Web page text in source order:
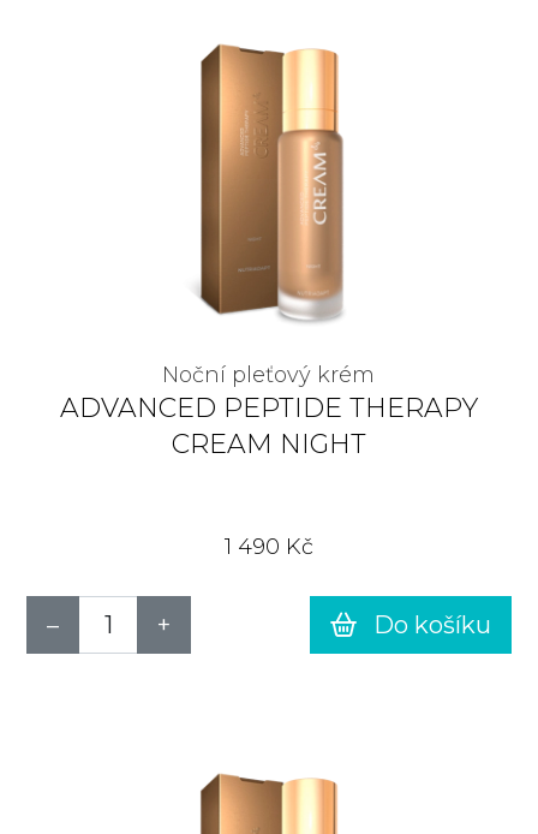
Noční pleťový krém
ADVANCED PEPTIDE THERAPY
CREAM NIGHT
1 490 Kč
Do košíku